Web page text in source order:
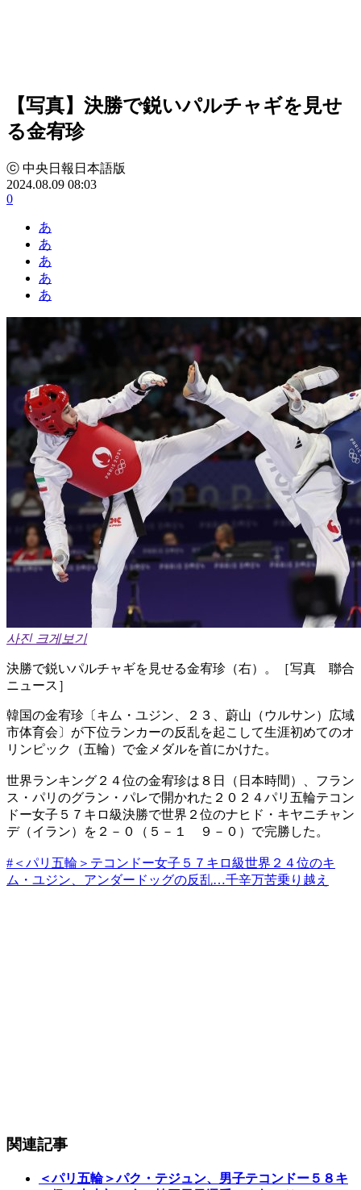
【写真】決勝で鋭いパルチャギを見せ
る金宥珍
ⓒ 中央日報日本語版
2024.08.09 08:03
0
あ
あ
あ
あ
あ
사진 크게보기
決勝で鋭いパルチャギを見せる金宥珍（右）。［写真 聯合
ニュース］
韓国の金宥珍〔キム・ユジン、２３、蔚山（ウルサン）広域
市体育会〕が下位ランカーの反乱を起こして生涯初めてのオ
リンピック（五輪）で金メダルを首にかけた。
世界ランキング２４位の金宥珍は８日（日本時間）、フラン
ス・パリのグラン・パレで開かれた２０２４パリ五輪テコン
ドー女子５７キロ級決勝で世界２位のナヒド・キヤニチャン
デ（イラン）を２－０（５－１ ９－０）で完勝した。
#＜パリ五輪＞テコンドー女子５７キロ級世界２４位のキ
ム・ユジン、アンダードッグの反乱…千辛万苦乗り越え
関連記事
＜パリ五輪＞パク・テジュン、男子テコンドー５８キ